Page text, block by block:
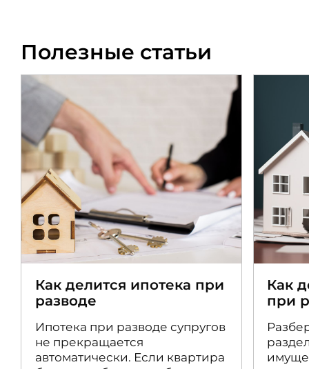
Полезные статьи
Как делится ипотека при
разводе
Ипотека при разводе супругов
не прекращается
автоматически. Если квартира
Как
при